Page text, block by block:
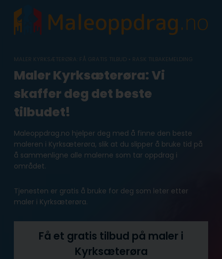
content
MALER KYRKSÆTERØRA: FÅ GRATIS TILBUD • RASK TILBAKEMELDING
Maler Kyrksæterøra: Vi
skaffer deg det beste
tilbudet!
Maleoppdrag.no hjelper deg med å finne den beste
maleren i Kyrksæterøra, slik at du slipper å bruke tid på
å sammenligne alle malerne som tar oppdrag i
området.
Tjenesten er gratis å bruke for deg som leter etter
maler i Kyrksæterøra.
Få et gratis tilbud på maler i
Kyrksæterøra